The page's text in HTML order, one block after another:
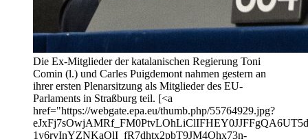
Die Ex-Mitglieder der katalanischen Regierung Toni
Comin (l.) und Carles Puigdemont nahmen gestern an
ihrer ersten Plenarsitzung als Mitglieder des EU-
Parlaments in Straßburg teil. [<a
href="https://webgate.epa.eu/thumb.php/55764929.jpg?
1y6rvInYZNKaOlI_fR7dhtx2pbT9JM4Ohx73n-